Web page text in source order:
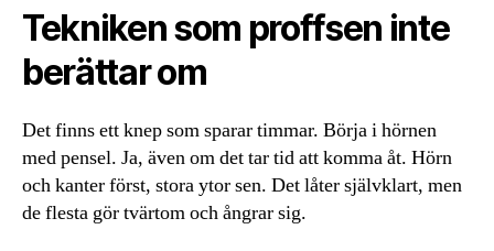
Tekniken som proffsen inte
berättar om
Det finns ett knep som sparar timmar. Börja i hörnen
med pensel. Ja, även om det tar tid att komma åt. Hörn
och kanter först, stora ytor sen. Det låter självklart, men
de flesta gör tvärtom och ångrar sig.